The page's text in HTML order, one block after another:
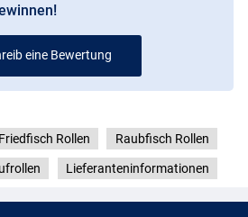
eine Bewertung
Friedfisch Rollen Raubfisch Rollen
Lieferanteninformationen